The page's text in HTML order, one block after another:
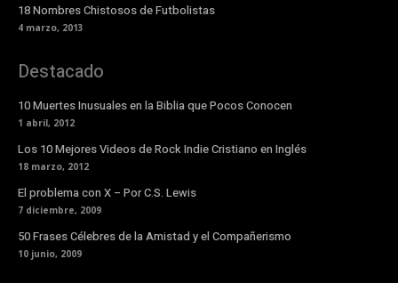
18 Nombres Chistosos de Futbolistas
4 marzo, 2013
Destacado
10 Muertes Inusuales en la Biblia que Pocos Conocen
1 abril, 2012
Los 10 Mejores Videos de Rock Indie Cristiano en Inglés
18 marzo, 2012
El problema con X – Por C.S. Lewis
7 diciembre, 2009
50 Frases Célebres de la Amistad y el Compañerismo
10 junio, 2009